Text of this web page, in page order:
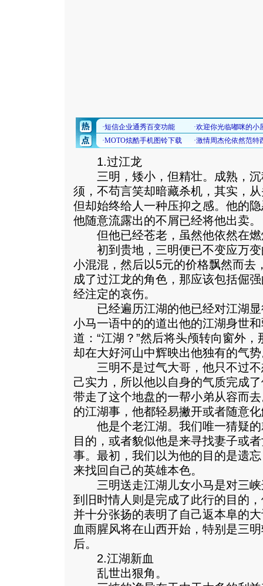
1.过江龙
三明，矮小，但精壮。成熟，沉
须，不苟言笑却暗藏杀机，其实，
但却始终给人一种压抑之感。他的
他随意流露出的不屑已经将他出卖。
但他已经苍老，虽然他依然在燃
初到贵地，三明便已不变应万变
小混混，然后以5元的价格飘然而去
成了过江龙的角色，那应该包括倔
经注定的哀伤。
已经遍历江湖的他已经对江湖显
小马一语中的的道出他的江湖身世
道：“江湖？”然后将头颅转向窗外
却在大好河山中辉映出他独有的气
三明不是过气大哥，他只不过不
己实力，所以他以自身的气质完成
带走了这个地盘的一帮小弟从容而
的江湖事，他都轻易撇开或者随意
他是个老江湖。我们唯一猜疑的
目的，或者貌似他是来寻找妻子或
事。最初，我们以为他的目的是遗
来找回自己的英雄本色。
三明送走江湖儿女小马是对三峡
到旧时情人则是完成了此行的目的
并十分张扬的表明了自己返本阜的
血雨腥风将在山西开始，特别是三
后。
2.江湖新血
乱世出狠角。